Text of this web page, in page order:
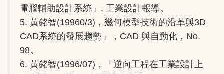
電腦輔助設計系統」, 工業設計報導。
5. 黃銘智(19960/3)，幾何模型技術的沿革與3D
CAD系統的發展趨勢」，CAD 與自動化，No.
98。
6. 黃銘智(1996/07)，「逆向工程在工業設計上